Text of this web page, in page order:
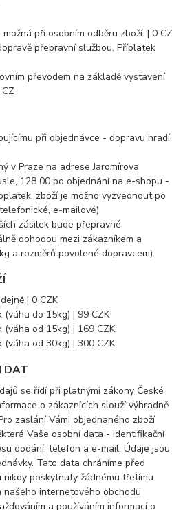
při osobním odběru zboží. | 0 CZ
přepravní službou. Příplatek
převodem na základě vystavení
při objednávce - dopravu hradí
v Praze na adrese Jaromírova
128 00 po objednání na e-shopu -
zboží je možno vyzvednout po
e-mailové)
zásilek bude přepravné
dohodou mezi zákazníkem a
a rozměrů povolené dopravcem).
| 0 CZK
(váha do 15kg) | 99 CZK
(váha od 15kg) | 169 CZK
(váha od 30kg) | 300 CZK
DAT
se řídí při platnými zákony České
o zákaznících slouží výhradně
zaslání Vámi objednaného zboží
Vaše osobní data - identifikační
dodání, telefon a e-mail. Údaje jsou
Tato data chráníme před
nikdy poskytnuty žádnému třetímu
našeho internetového obchodu
a používáním informací o